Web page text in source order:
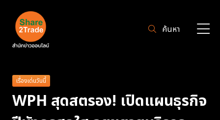
ค้นหา
เรื่องเด่นวันนี้
WPH สุดสตรอง! เปิดแผนธุรกิจ